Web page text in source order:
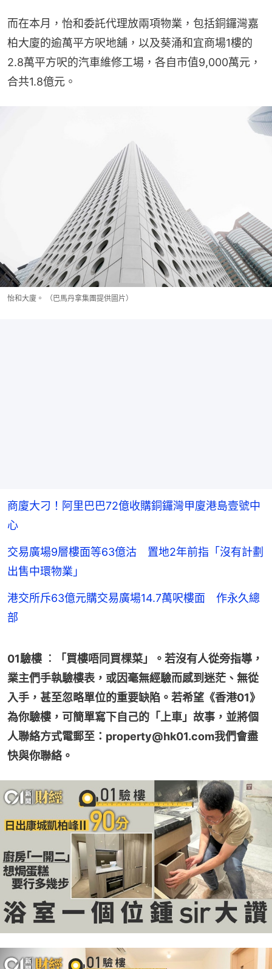
而在本月，怡和委託代理放兩項物業，包括銅鑼灣嘉
柏大廈的逾萬平方呎地舖，以及葵涌和宜商場1樓的
2.8萬平方呎的汽車維修工場，各自市值9,000萬元，
合共1.8億元。
怡和大廈。 （巴馬丹拿集團提供圖片）
商廈大刁！阿里巴巴72億收購銅鑼灣甲廈港島壹號中
心
交易廣場9層樓面等63億沽 置地2年前指「沒有計劃
出售中環物業」
港交所斥63億元購交易廣場14.7萬呎樓面 作永久總
部
01驗樓 ︰「買樓唔同買棵菜」。若沒有人從旁指導，
業主們手執驗樓表，或因毫無經驗而感到迷茫、無從
入手，甚至忽略單位的重要缺陷。若希望《香港01》
為你驗樓，可簡單寫下自己的「上車」故事，並將個
人聯絡方式電郵至：property@hk01.com我們會盡
快與你聯絡。